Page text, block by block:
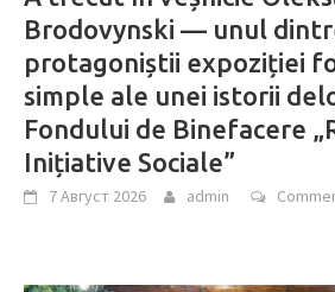
Brodovynski — unul
protagoniștii expoziției
simple ale unei istorii
Fondului de Binefacere
Inițiative Sociale”
7 Август 2026 admin